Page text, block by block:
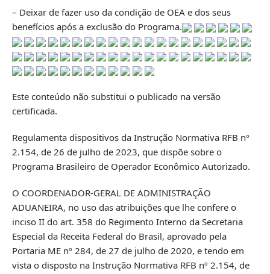
– Deixar de fazer uso da condição de OEA e dos seus
benefícios após a exclusão do Programa.
Este conteúdo não substitui o publicado na versão
certificada.
Regulamenta dispositivos da Instrução Normativa RFB nº
2.154, de 26 de julho de 2023, que dispõe sobre o
Programa Brasileiro de Operador Econômico Autorizado.
O COORDENADOR-GERAL DE ADMINISTRAÇÃO
ADUANEIRA, no uso das atribuições que lhe confere o
inciso II do art. 358 do Regimento Interno da Secretaria
Especial da Receita Federal do Brasil, aprovado pela
Portaria ME nº 284, de 27 de julho de 2020, e tendo em
vista o disposto na Instrução Normativa RFB nº 2.154, de